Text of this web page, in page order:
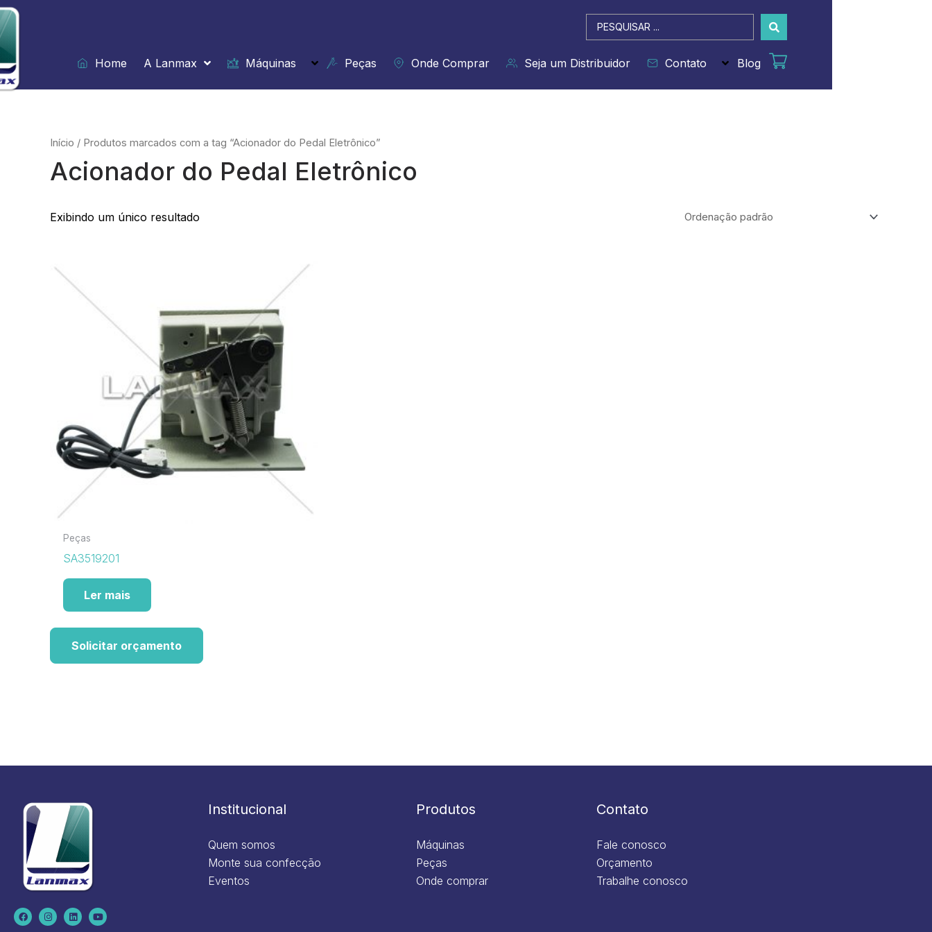
Ir
para
o
conteúdo
Pesquisar
...
Home
A Lanmax Máquinas Peças Onde Comprar Seja um Distribuidor Contato Blog
Início / Produtos marcados com a tag “Acionador do Pedal Eletrônico”
Acionador do Pedal Eletrônico
Exibindo um único resultado
Peças
SA3519201
Ler mais
Solicitar orçamento
F
a
c
I
n
s
L
i
n
Y
o
u
Institucional
Quem somos
Monte sua confecção
Eventos
Produtos
Máquinas
Peças
Onde comprar
Contato
Fale conosco
Orçamento
Trabalhe conosco